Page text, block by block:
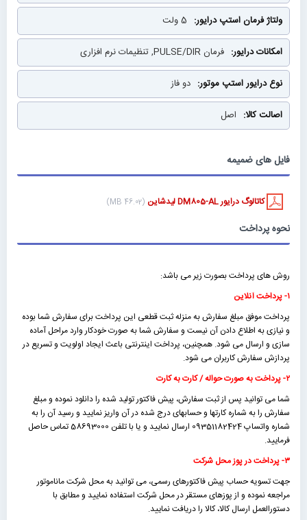
5 ولت
فرمان PULSE/DIR, تنظیمات نرم افزاری
دو فاز
اصل
فایل های ضمیمه
کاتالوگ درایور DM805-AL لیدشاین (46.02 MB)
نحوه پرداخت
روش های پرداخت بصورت زیر می باشد:
۱- پرداخت آنلاین
پرداخت موفق مبلغ سفارش به منزله ثبت قطعی این پرداخت برای سفارش شما بوده
و نیازی به اطلاع دادن آن نیست و سفارش شما به صورت خودکار وارد مراحل آماده
سازی و ارسال می شود. همچنین، پرداخت اینترنتی باعث ایجاد اولویت و تسریع در
پردازش سفارش کاربران می شود.
۲- پرداخت به صورت حواله / کارت به کارت
شما می توانید پس از ثبت سفارش، پیش فاکتور تولید شده را دانلود نموده و مبلغ
سفارش را به شماره کارتها و حسابهای درج شده در آن واریز نمایید و رسید آن را به
شماره واتساپ 09351182424 ارسال نمایید و یا با تلفن 58693000 تماس حاصل
فرمایید.
۳- پرداخت در پوز محل شرکت
جهت تسویه حساب پیش فاکتورهای رسمی، می توانید به محل شرکت ماناموتور
مراجعه نموده و از پوزهای مستقر در محل شرکت استفاده نمایید و مطابق با
دستورالعمل ارسال کالا، کالا را دریافت نمایید.